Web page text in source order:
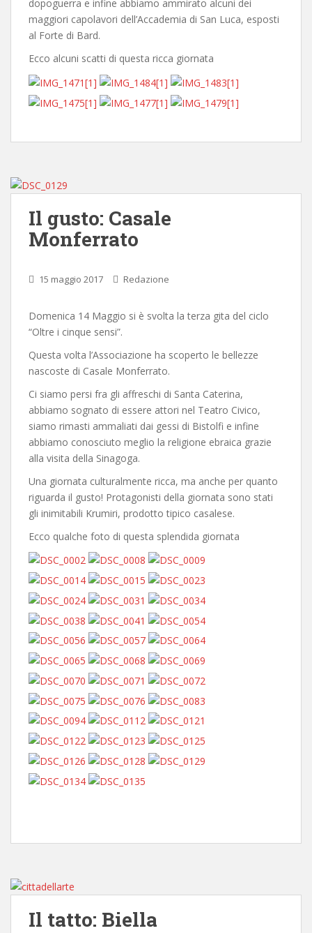
dopoguerra e infine abbiamo ammirato alcuni dei
maggiori capolavori dell’Accademia di San Luca, esposti
al Forte di Bard.
Ecco alcuni scatti di questa ricca giornata
Il gusto: Casale
Monferrato
15 maggio 2017 Redazione
Domenica 14 Maggio si è svolta la terza gita del ciclo
“Oltre i cinque sensi”.
Questa volta l’Associazione ha scoperto le bellezze
nascoste di Casale Monferrato.
Ci siamo persi fra gli affreschi di Santa Caterina,
abbiamo sognato di essere attori nel Teatro Civico,
siamo rimasti ammaliati dai gessi di Bistolfi e infine
abbiamo conosciuto meglio la religione ebraica grazie
alla visita della Sinagoga.
Una giornata culturalmente ricca, ma anche per quanto
riguarda il gusto! Protagonisti della giornata sono stati
gli inimitabili Krumiri, prodotto tipico casalese.
Ecco qualche foto di questa splendida giornata
Il tatto: Biella